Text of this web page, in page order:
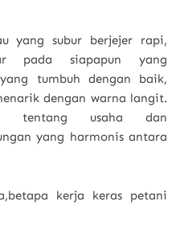
yang subur berjejer rapi,
pada siapapun yang
tumbuh dengan baik,
dengan warna langit.
tentang usaha dan
yang harmonis antara
kerja keras petani